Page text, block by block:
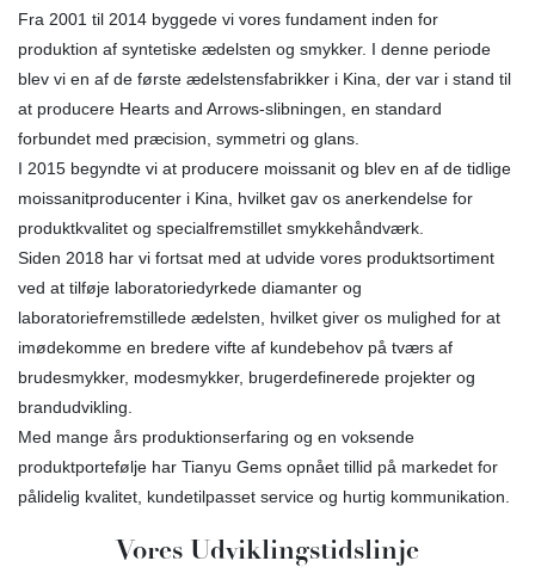
Fra 2001 til 2014 byggede vi vores fundament inden for
produktion af syntetiske ædelsten og smykker. I denne periode
blev vi en af ​​de første ædelstensfabrikker i Kina, der var i stand til
at producere Hearts and Arrows-slibningen, en standard
forbundet med præcision, symmetri og glans.
I 2015 begyndte vi at producere moissanit og blev en af ​​de tidlige
moissanitproducenter i Kina, hvilket gav os anerkendelse for
produktkvalitet og specialfremstillet smykkehåndværk.
Siden 2018 har vi fortsat med at udvide vores produktsortiment
ved at tilføje laboratoriedyrkede diamanter og
laboratoriefremstillede ædelsten, hvilket giver os mulighed for at
imødekomme en bredere vifte af kundebehov på tværs af
brudesmykker, modesmykker, brugerdefinerede projekter og
brandudvikling.
Med mange års produktionserfaring og en voksende
produktportefølje har Tianyu Gems opnået tillid på markedet for
pålidelig kvalitet, kundetilpasset service og hurtig kommunikation.
Vores Udviklingstidslinje